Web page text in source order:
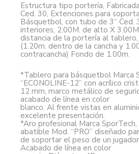
Estructura tipo portería,
Ced. 30, Extenciones para
Básquetbol, con tubo de 3“ Ced.
interiores; 2.00M. de alto X
distancia de la portería al
(1.20m. dentro de la cancha y
contracancha) Fondo de 1.00m.
*Tablero para básquetbol Marca
“ECONOLINE-12” con acrílico
12 mm, marco metálico de
acabado de línea en color
blanco. Al frente vistas en
excelente presentación.
*Aro profesional Marca
abatible Mod. “PRO” diseñado
de soportar el peso de un
Acabado de línea en color